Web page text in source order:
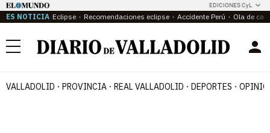
EDICIONES CyL
ES NOTICIA Eclipse Recomendaciones eclipse Accidente Perú Ola de
Menú
VALLADOLID PROVINCIA REAL VALLADOLID DEPORTES